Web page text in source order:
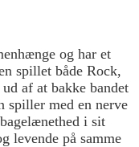
og har et
spillet både Rock,
af at bakke bandet
spiller med en nerve
i sit
levende på samme